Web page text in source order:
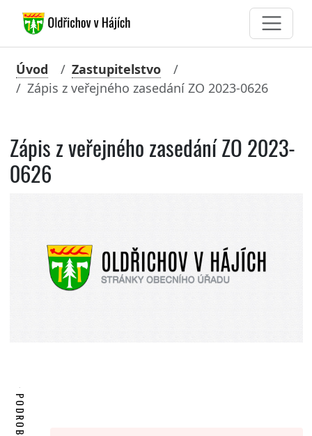
Úvod
Zastupitelstvo
Zápis z veřejného zasedání ZO 2023-0626
Zápis z veřejného zasedání ZO 2023-
0626